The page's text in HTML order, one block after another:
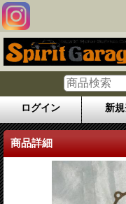
ログイン 新
商品詳細